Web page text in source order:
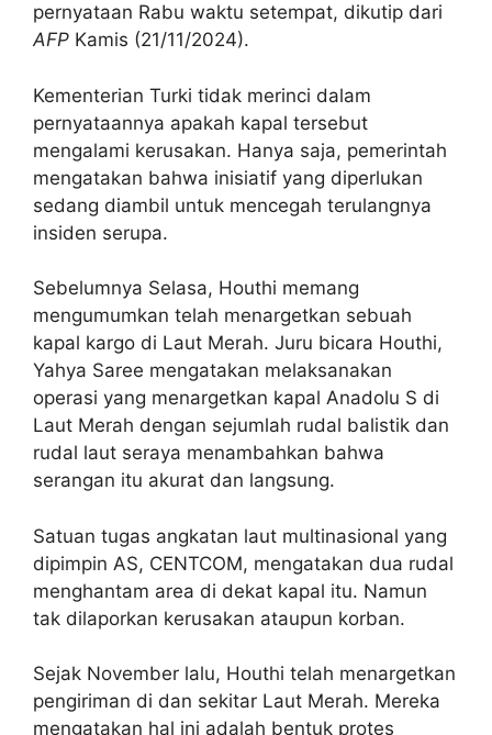
pernyataan Rabu waktu setempat, dikutip dari
AFP Kamis (21/11/2024).
Kementerian Turki tidak merinci dalam
pernyataannya apakah kapal tersebut
mengalami kerusakan. Hanya saja, pemerintah
mengatakan bahwa inisiatif yang diperlukan
sedang diambil untuk mencegah terulangnya
insiden serupa.
Sebelumnya Selasa, Houthi memang
mengumumkan telah menargetkan sebuah
kapal kargo di Laut Merah. Juru bicara Houthi,
Yahya Saree mengatakan melaksanakan
operasi yang menargetkan kapal Anadolu S di
Laut Merah dengan sejumlah rudal balistik dan
rudal laut seraya menambahkan bahwa
serangan itu akurat dan langsung.
Satuan tugas angkatan laut multinasional yang
dipimpin AS, CENTCOM, mengatakan dua rudal
menghantam area di dekat kapal itu. Namun
tak dilaporkan kerusakan ataupun korban.
Sejak November lalu, Houthi telah menargetkan
pengiriman di dan sekitar Laut Merah. Mereka
mengatakan hal ini adalah bentuk protes